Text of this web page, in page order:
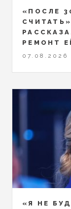
«ПОСЛЕ
РЕМОНТ
07.08.2026
«Я НЕ